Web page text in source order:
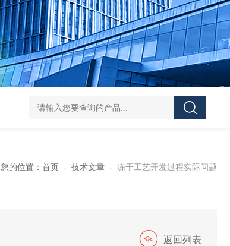
您的位置： 首页 - 技术文章 - 冻干工艺开发过程实际问题
返回列表